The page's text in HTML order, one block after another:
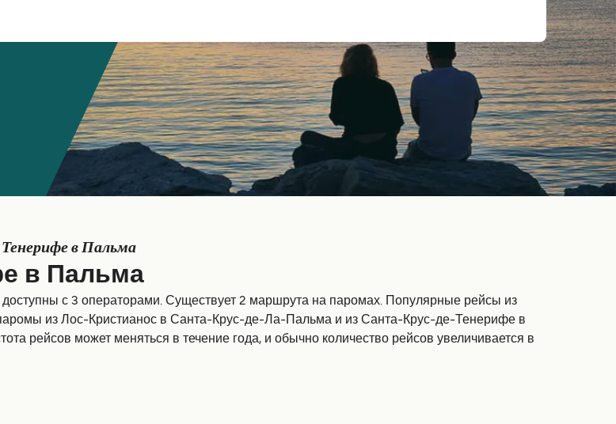
в Пальма
в Пальма
с 3 операторами. Существует 2 маршрута на паромах. Популярные рейсы из
из Лос-Кристианос в Санта-Крус-де-Ла-Пальма и из Санта-Крус-де-Тенерифе в
рейсов может меняться в течение года, и обычно количество рейсов увеличивается в